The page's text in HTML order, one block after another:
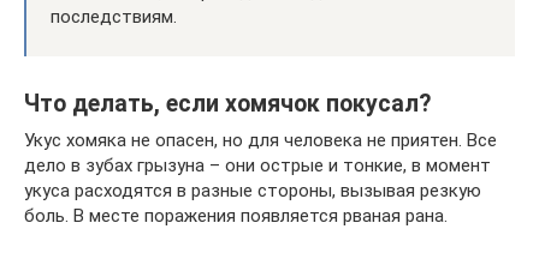
последствиям.
Что делать, если хомячок покусал?
Укус хомяка не опасен, но для человека не приятен. Все
дело в зубах грызуна – они острые и тонкие, в момент
укуса расходятся в разные стороны, вызывая резкую
боль. В месте поражения появляется рваная рана.